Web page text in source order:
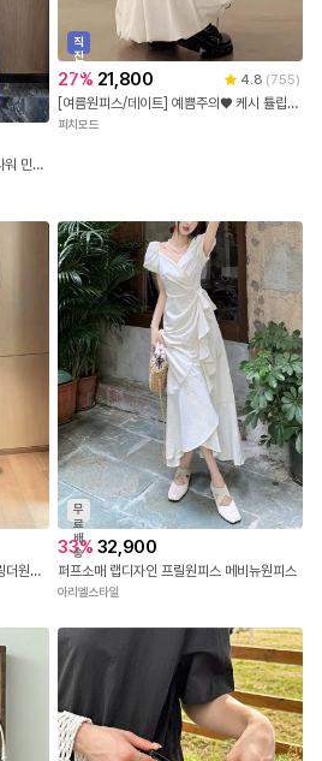
펀칭 자수 레이스 나시 롱 원피스 플라워 민소매 뒷밴딩 코튼 캉캉 플레어 여름 휴양지룩
직
진
배
송
27% 21,800 4.8 (755)
[여름원피스/데이트] 예쁨주의♥ 케시 튤립 팅커벨 미니 나시 원피스 (2color)
피치모드
도트쉬폰 레이어드무드 롱원피스 볼링더원피스
무
료
배
송
33% 32,900
퍼프소매 랩디자인 프릴원피스 메비뉴원피스
아리엘스타일